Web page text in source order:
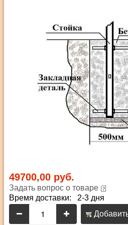
49700,00 руб.
Задать вопрос о товаре
Время доставки: 2-3 дня